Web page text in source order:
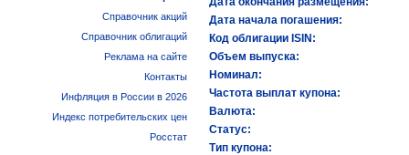
Дата начала погашения:
Код облигации ISIN:
Объем выпуска:
Номинал:
Частота выплат купона:
Валюта:
Статус:
Тип купона:
Справочник акций
Справочник облигаций
Реклама на сайте
Контакты
Инфляция в России в 2026
Индекс потребительских цен
Росстат